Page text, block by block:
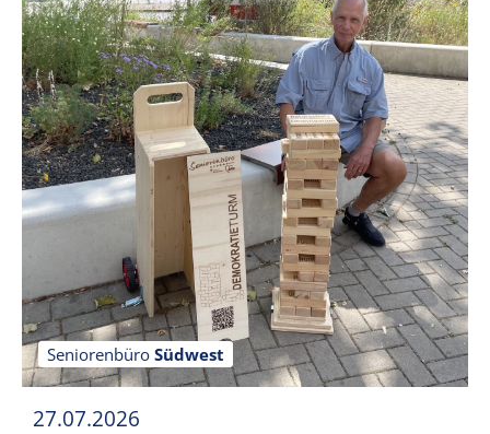
Seniorenbüro Südwest
27.07.2026